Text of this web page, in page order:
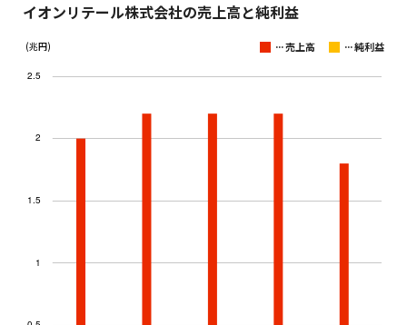
イオンリテール株式会社の売上高と純利益
(兆円) ...売上高 ...純利益